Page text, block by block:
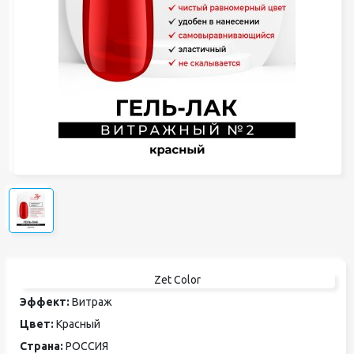
Zet Color
Эффект: Витраж
Цвет: Красный
Страна: РОССИЯ